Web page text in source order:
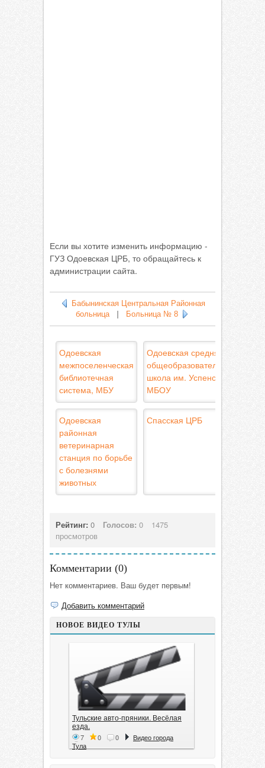
Если вы хотите изменить информацию -
ГУЗ Одоевская ЦРБ, то обращайтесь к
администрации сайта.
Бабынинская Центральная Районная
больница| Больница № 8
Одоевская
межпоселенческая
библиотечная
система, МБУ
Одоевская средняя
общеобразовательная
школа им. Успенского,
МБОУ
Одоевская
районная
ветеринарная
станция по борьбе
с болезнями
животных
Спасская ЦРБ
Рейтинг: 0 Голосов: 0
1475
просмотров
Комментарии (0)
Нет комментариев. Ваш будет первым!
Добавить комментарий
НОВОЕ ВИДЕО ТУЛЫ
Тульские авто-пряники. Весёлая
езда.
7 0 0
Видео города
Тула